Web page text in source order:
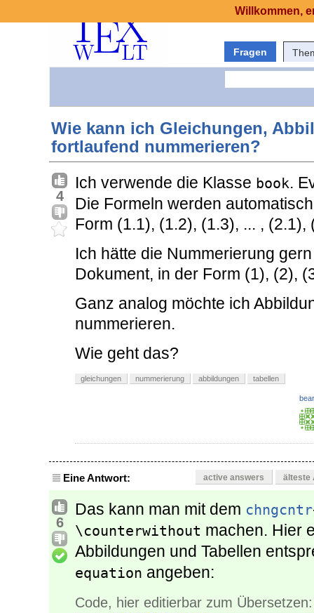
Fragen
Wie kann ich Gleichungen,
fortlaufend nummerieren?
4
Ich verwende die Klasse book.
Die Formeln werden
Form (1.1), (1.2), (1.3), ... , (2.1),
Ich hätte die Nummerierung
Dokument, in der Form (1), (2),
Ganz analog möchte ich
nummerieren.
Wie geht das?
gleichungen nummerierung abbildungen tabellen
Eine Antwort: active answers älteste
6
Das kann man mit dem chngcntr
\counterwithout machen. Hier
Abbildungen und Tabellen
equation angeben:
Code, hier editierbar zum Übersetzen:
Willkommen,